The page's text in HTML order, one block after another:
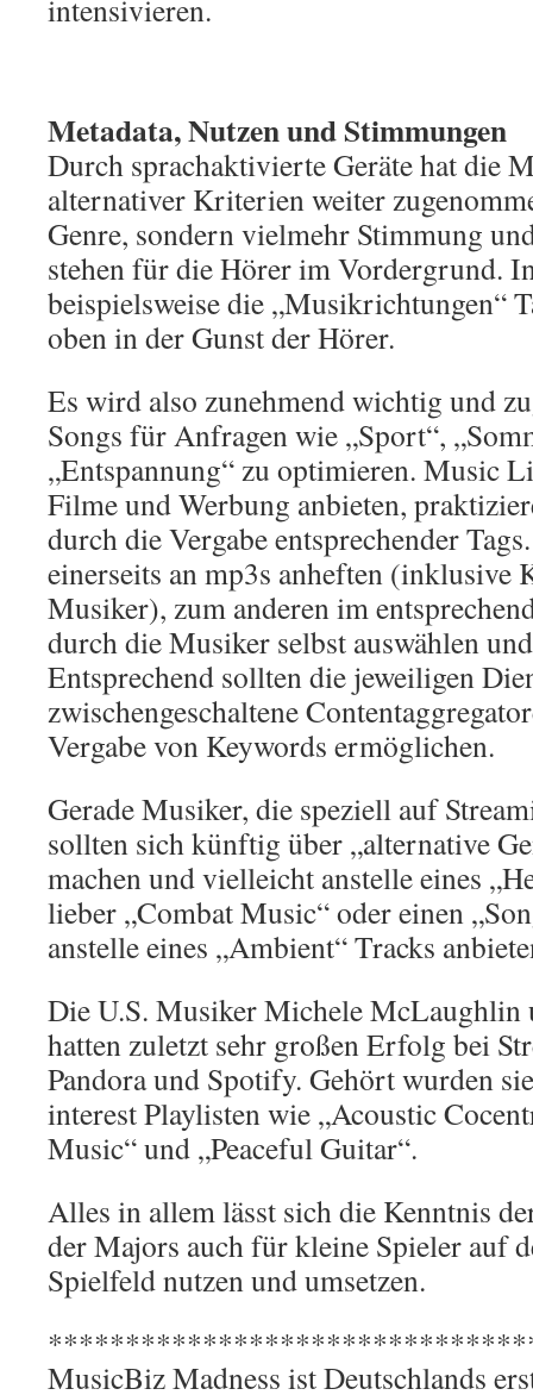
intensivieren.
Metadata, Nutzen und Stimmungen
Durch sprachaktivierte Geräte hat die
alternativer Kriterien weiter
Genre, sondern vielmehr Stimmung
stehen für die Hörer im Vordergrund.
beispielsweise die „Musikrichtungen“
oben in der Gunst der Hörer.
Es wird also zunehmend wichtig und
Songs für Anfragen wie „Sport“,
„Entspannung“ zu optimieren. Music
Filme und Werbung anbieten,
durch die Vergabe entsprechender
einerseits an mp3s anheften (inklusive
Musiker), zum anderen im
durch die Musiker selbst auswählen
Entsprechend sollten die jeweiligen
zwischengeschaltene
Vergabe von Keywords ermöglichen.
Gerade Musiker, die speziell auf
sollten sich künftig über „alternative
machen und vielleicht anstelle eines
lieber „Combat Music“ oder einen
anstelle eines „Ambient“ Tracks
Die U.S. Musiker Michele McLaughlin
hatten zuletzt sehr großen Erfolg bei
Pandora und Spotify. Gehört wurden
interest Playlisten wie „Acoustic
Music“ und „Peaceful Guitar“.
Alles in allem lässt sich die Kenntnis
der Majors auch für kleine Spieler auf
Spielfeld nutzen und umsetzen.
MusicBiz Madness ist Deutschlands